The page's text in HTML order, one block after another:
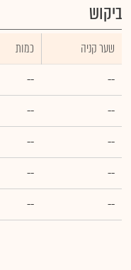
ביקוש
שער קניה כמות
--
--
--
--
--
--
--
--
--
--